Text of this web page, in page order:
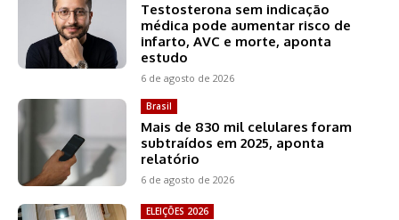
Testosterona sem indicação
médica pode aumentar risco de
infarto, AVC e morte, aponta
estudo
6 de agosto de 2026
Brasil
Mais de 830 mil celulares foram
subtraídos em 2025, aponta
relatório
6 de agosto de 2026
ELEIÇÕES 2026